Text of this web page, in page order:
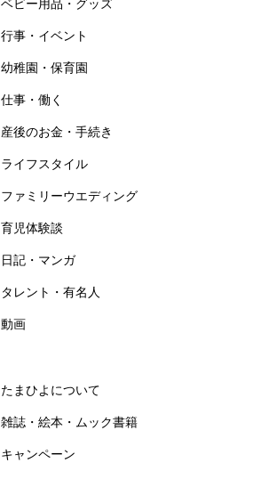
行事・イベント
幼稚園・保育園
仕事・働く
産後のお金・手続き
ライフスタイル
ファミリーウエディング
育児体験談
日記・マンガ
タレント・有名人
動画
たまひよについて
雑誌・絵本・ムック書籍
キャンペーン